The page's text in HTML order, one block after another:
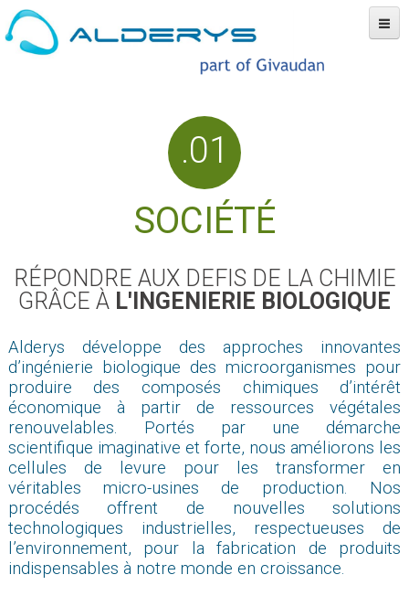
Société
Technologie
.01
SOCIÉTÉ
RÉPONDRE AUX DEFIS DE LA CHIMIE
GRÂCE À L'INGENIERIE BIOLOGIQUE
Alderys développe des approches innovantes
d’ingénierie biologique des microorganismes pour
produire des composés chimiques d’intérêt
économique à partir de ressources végétales
renouvelables. Portés par une démarche
scientifique imaginative et forte, nous améliorons les
cellules de levure pour les transformer en
véritables micro-usines de production. Nos
procédés offrent de nouvelles solutions
technologiques industrielles, respectueuses de
l’environnement, pour la fabrication de produits
indispensables à notre monde en croissance.